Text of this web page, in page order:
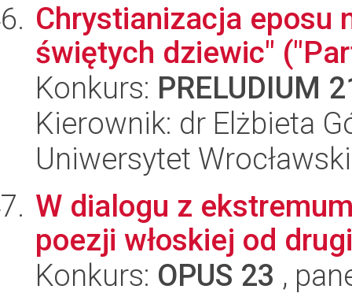
Chrystianizacja eposu
świętych dziewic"
Konkurs: PRELUDIUM
Kierownik: dr Elżbieta
Uniwersytet
W dialogu z
poezji włoskiej od
Konkurs: OPUS 23 ,